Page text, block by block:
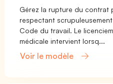
Gérez la rupture du contrat
respectant
Code du travail. Le
médicale intervient lorsq...
Voir le modèle